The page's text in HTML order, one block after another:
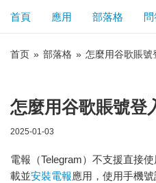
首頁 應用 部落格
首页 » 部落格 » 怎麼用谷歌賬號
怎麼用谷歌賬號登
2025-01-03
電報（Telegram）不支援直接
載並安裝電報應用，使用手機